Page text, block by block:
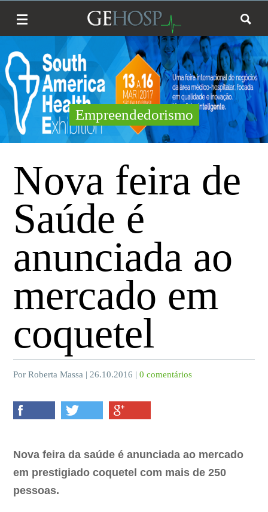
Empreendedorismo
Nova feira de
Saúde é
anunciada ao
mercado em
coquetel
Por Roberta Massa | 26.10.2016 |0 comentários
Nova feira da saúde é anunciada ao mercado
em prestigiado coquetel com mais de 250
pessoas.